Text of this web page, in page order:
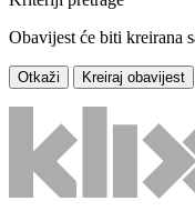
Obavijest će biti kreirana
Otkaži Kreiraj obavijest